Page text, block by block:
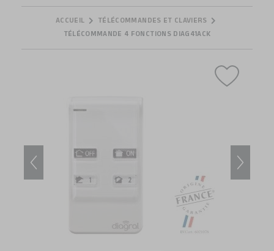
ACCUEIL
TÉLÉCOMMANDES ET CLAVIERS
TÉLÉCOMMANDE 4 FONCTIONS DIAG41ACK